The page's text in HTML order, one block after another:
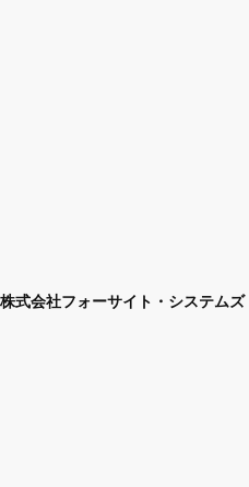
株式会社フォーサイト・システムズ